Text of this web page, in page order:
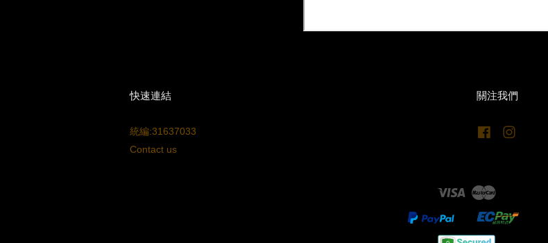
快速連結
統編:31637033
Contact us
關注我們
Facebook
Visa Master